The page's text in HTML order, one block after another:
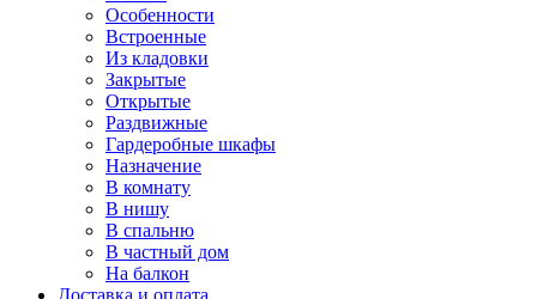
Особенности
Встроенные
Из кладовки
Закрытые
Открытые
Раздвижные
Гардеробные шкафы
Назначение
В комнату
В нишу
В спальню
В частный дом
На балкон
Доставка и оплата